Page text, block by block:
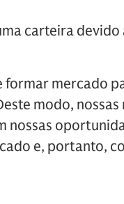
carteira devido
mercado
modo,
nossas
e, portanto,